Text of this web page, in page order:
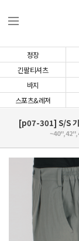
정장
긴팔티셔츠
바지
스포츠&레져
[p07-301] S/S 기